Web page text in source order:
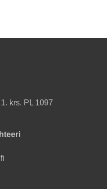
krs. PL 1097